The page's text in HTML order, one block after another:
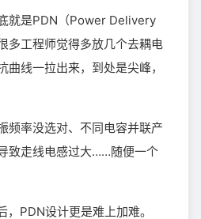
就是PDN（Power Delivery
多工程师觉得多放几个去耦电
线一拉出来，到处是尖峰，
频率没选对、不同电容并联产
致走线电感过大……随便一个
PDN设计更是难上加难。